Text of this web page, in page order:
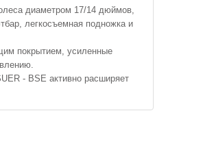
диаметром 17/14 дюймов,
легкосъемная подножка и
покрытием, усиленные
- BSE активно расширяет